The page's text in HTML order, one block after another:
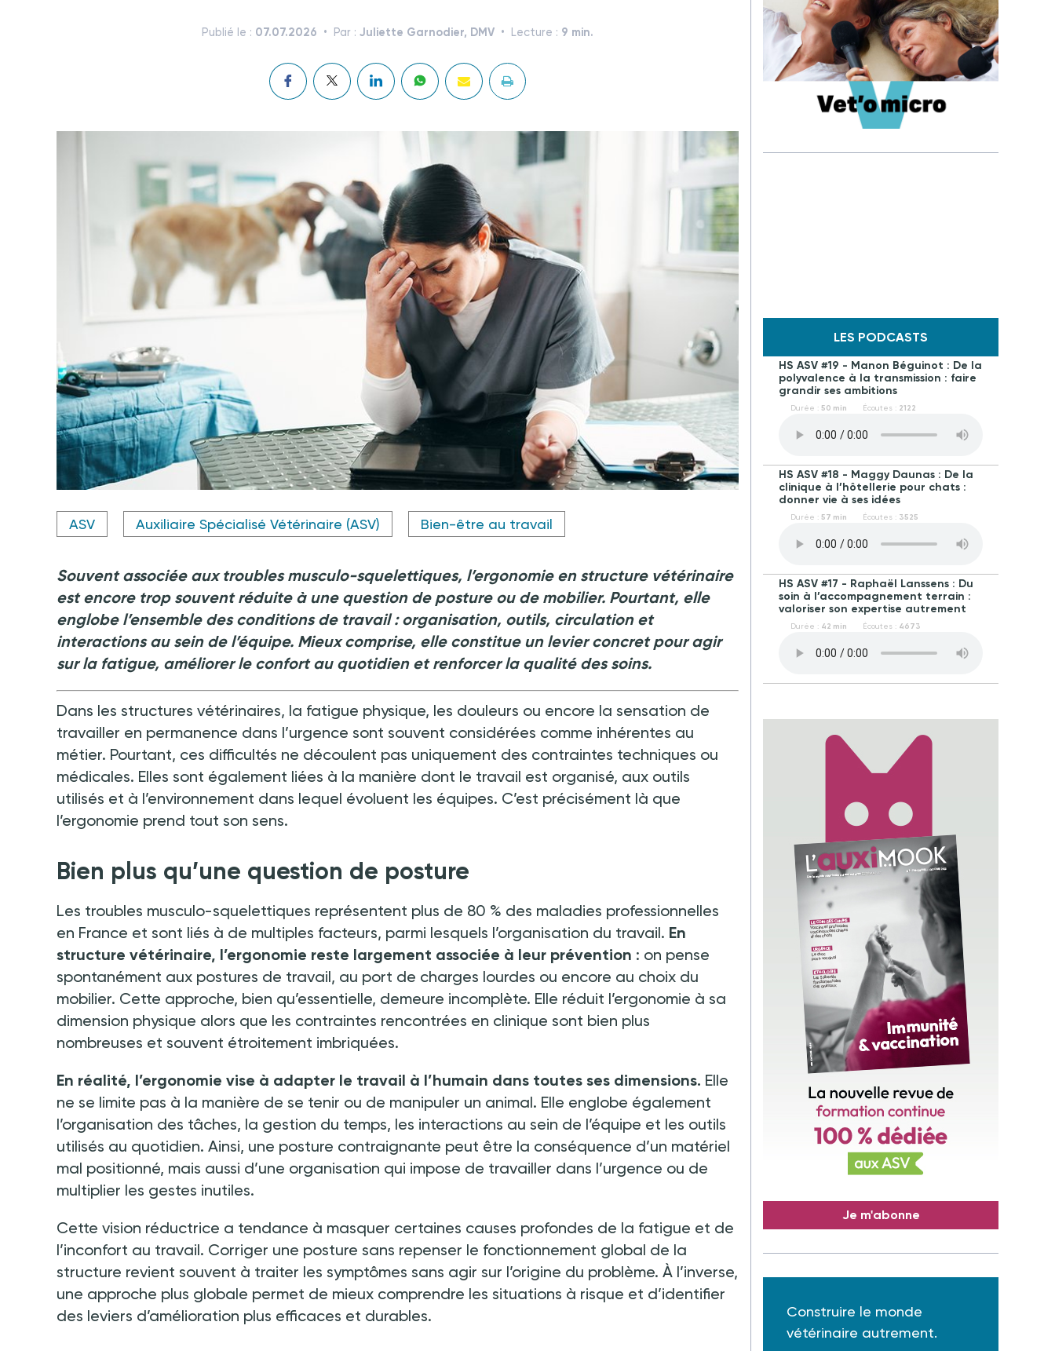
Publié le : 07.07.2026 Par : Juliette Garnodier, DMV Lecture : 9 min.
Crédit photo @PeopleImages - shutterstock.com
ASV Auxiliaire Spécialisé Vétérinaire (ASV) Bien-être au travail
Souvent associée aux troubles musculo-squelettiques, l’ergonomie en structure vétérinaire
est encore trop souvent réduite à une question de posture ou de mobilier. Pourtant, elle
englobe l’ensemble des conditions de travail : organisation, outils, circulation et
interactions au sein de l’équipe. Mieux comprise, elle constitue un levier concret pour agir
sur la fatigue, améliorer le confort au quotidien et renforcer la qualité des soins.
Dans les structures vétérinaires, la fatigue physique, les douleurs ou encore la sensation de
travailler en permanence dans l’urgence sont souvent considérées comme inhérentes au
métier. Pourtant, ces difficultés ne découlent pas uniquement des contraintes techniques ou
médicales. Elles sont également liées à la manière dont le travail est organisé, aux outils
utilisés et à l’environnement dans lequel évoluent les équipes. C’est précisément là que
l’ergonomie prend tout son sens.
Bien plus qu’une question de posture
Les troubles musculo-squelettiques représentent plus de 80 % des maladies professionnelles
en France et sont liés à de multiples facteurs, parmi lesquels l’organisation du travail. En
structure vétérinaire, l’ergonomie reste largement associée à leur prévention : on pense
spontanément aux postures de travail, au port de charges lourdes ou encore au choix du
mobilier. Cette approche, bien qu’essentielle, demeure incomplète. Elle réduit l’ergonomie à sa
dimension physique alors que les contraintes rencontrées en clinique sont bien plus
nombreuses et souvent étroitement imbriquées.
En réalité, l’ergonomie vise à adapter le travail à l’humain dans toutes ses dimensions. Elle
ne se limite pas à la manière de se tenir ou de manipuler un animal. Elle englobe également
l’organisation des tâches, la gestion du temps, les interactions au sein de l’équipe et les outils
utilisés au quotidien. Ainsi, une posture contraignante peut être la conséquence d’un matériel
mal positionné, mais aussi d’une organisation qui impose de travailler dans l’urgence ou de
multiplier les gestes inutiles.
Cette vision réductrice a tendance à masquer certaines causes profondes de la fatigue et de
l’inconfort au travail. Corriger une posture sans repenser le fonctionnement global de la
structure revient souvent à traiter les symptômes sans agir sur l’origine du problème. À l’inverse,
une approche plus globale permet de mieux comprendre les situations à risque et d’identifier
des leviers d’amélioration plus efficaces et durables.
LES PODCASTS
HS ASV #19 - Manon Béguinot : De la
polyvalence à la transmission : faire
grandir ses ambitions
Durée : 50 min Écoutes : 2122
HS ASV #18 - Maggy Daunas : De la
clinique à l’hôtellerie pour chats :
donner vie à ses idées
Durée : 57 min Écoutes : 3525
HS ASV #17 - Raphaël Lanssens : Du
soin à l’accompagnement terrain :
valoriser son expertise autrement
Durée : 42 min Écoutes : 4673
Je m'abonne
Construire le monde
vétérinaire autrement.